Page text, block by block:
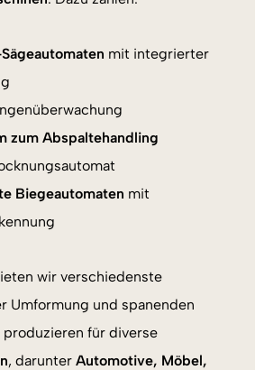
mit integrierter
zum Abspaltehandling
Biegeautomaten mit
wir verschiedenste
Umformung und spanenden
für diverse
, darunter Automotive, Möbel,